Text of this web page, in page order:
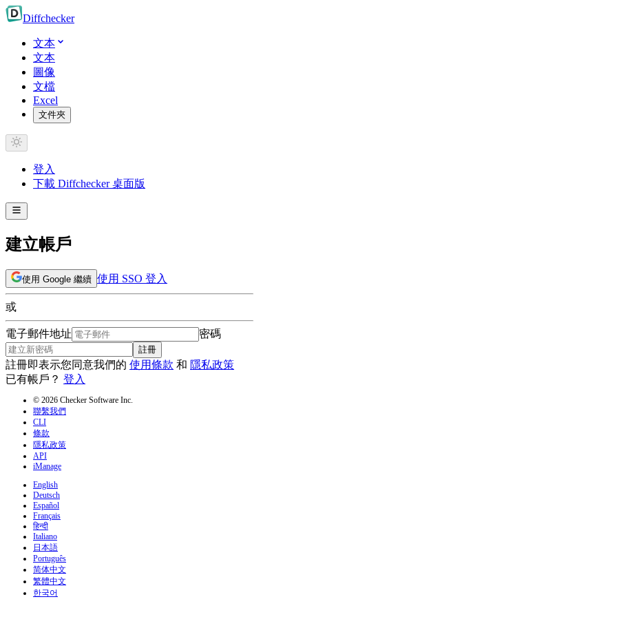
Diffchecker
文本
文本
圖像
文檔
Excel
文件夾
登入
下載 Diffchecker 桌面版
建立帳戶
使用 Google 繼續 使用 SSO 登入
或
電子郵件地址 密碼
註冊
註冊即表示您同意我們的 使用條款 和 隱私政策
已有帳戶？ 登入
© 2026 Checker Software Inc.
聯繫我們
CLI
條款
隱私政策
API
iManage
English
Deutsch
Español
Français
हिन्दी
Italiano
日本語
Português
简体中文
繁體中文
한국어